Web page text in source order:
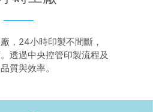
，24小時印製不間斷，
透過中央控管印製流程及
質與效率。